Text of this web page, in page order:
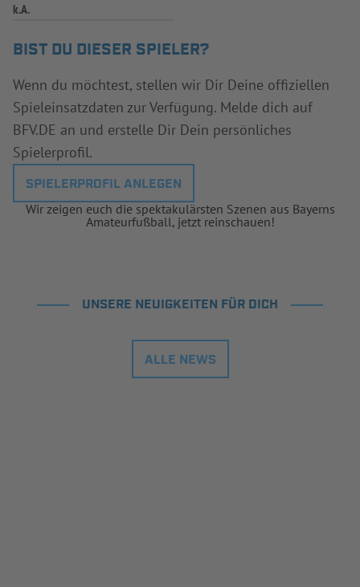
k.A.
BIST DU DIESER SPIELER?
Wenn du möchtest, stellen wir Dir Deine offiziellen
Spieleinsatzdaten zur Verfügung. Melde dich auf
BFV.DE an und erstelle Dir Dein persönliches
Spielerprofil.
SPIELERPROFIL ANLEGEN
Wir zeigen euch die spektakulärsten Szenen aus Bayerns
Amateurfußball, jetzt reinschauen!
UNSERE NEUIGKEITEN FÜR DICH
ALLE NEWS